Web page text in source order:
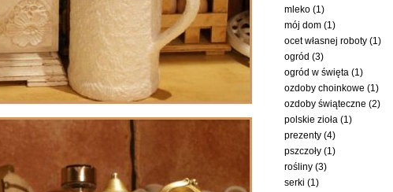
mleko (1)
mój dom (1)
ocet własnej roboty (1)
ogród (3)
ogród w święta (1)
ozdoby choinkowe (1)
ozdoby świąteczne (2)
polskie zioła (1)
prezenty (4)
pszczoły (1)
rośliny (3)
serki (1)